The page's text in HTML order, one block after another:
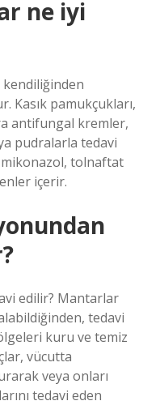
ne iyi
kendiliğinden
Kasık pamukçukları,
antifungal kremler,
pudralarla tedavi
tolnaftat
içerir.
edilir? Mantarlar
tedavi
kuru ve temiz
vücutta
veya onları
tedavi eden